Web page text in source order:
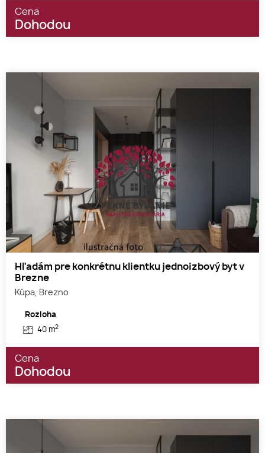
Cena
Dohodou
Hľadám pre konkrétnu klientku jednoizbový byt v
Brezne
Kúpa, Brezno
Rozloha
40 m2
Cena
Dohodou